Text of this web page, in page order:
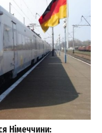
Німеччини: